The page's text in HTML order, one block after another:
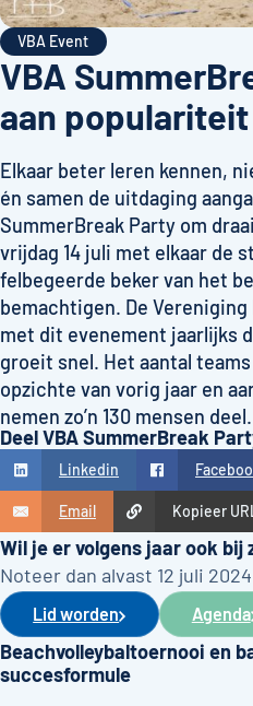
VBA Event
VBA
aan populariteit
Elkaar beter leren kennen,
én samen de uitdaging
SummerBreak Party om
vrijdag 14 juli met elkaar de
felbegeerde beker van het
bemachtigen. De
met dit evenement jaarlijks
groeit snel. Het aantal
opzichte van vorig jaar en
nemen zo’n 130 mensen deel.
Deel VBA SummerBreak
Linkedin
Email Kopieer
Wil je er volgens jaar ook bij
Noteer dan alvast 12 juli
Lid worden Agenda
Beachvolleybaltoernooi en
succesformule